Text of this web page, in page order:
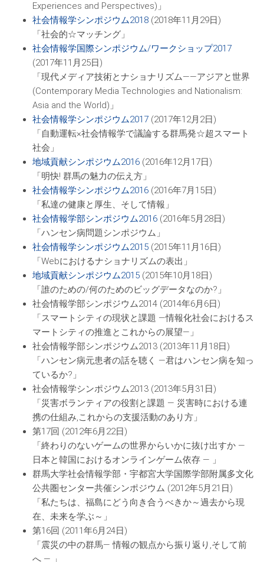
Experiences and Perspectives)」
社会情報学シンポジウム2018 (2018年11月29日)
「社会的☆マッチング」
社会情報学国際シンポジウム/ワークショップ2017
(2017年11月25日)
「現代メディア技術とナショナリズム――アジアと世界
(Contemporary Media Technologies and Nationalism:
Asia and the World)」
社会情報学シンポジウム2017 (2017年12月2日)
「自動運転×社会情報学で議論する群馬発☆超スマート
社会」
地域貢献シンポジウム2016 (2016年12月17日)
「明快! 群馬の魅力の伝え方」
社会情報学シンポジウム2016 (2016年7月15日)
「私達の健康と厚生、そして情報」
社会情報学部シンポジウム2016 (2016年5月28日)
「ハンセン病問題シンポジウム」
社会情報学シンポジウム2015 (2015年11月16日)
「Webにおけるナショナリズムの表出」
地域貢献シンポジウム2015 (2015年10月18日)
「誰のための/何のためのビッグデータなのか?」
社会情報学部シンポジウム2014 (2014年6月6日)
「スマートシティの現状と課題 ―情報化社会におけるス
マートシティの推進とこれからの展望―」
社会情報学部シンポジウム2013 (2013年11月18日)
「ハンセン病元患者の話を聴く ―君はハンセン病を知っ
ているか?」
社会情報学シンポジウム2013 (2013年5月31日)
「災害ボランティアの役割と課題 ― 災害時における連
携の仕組み,これからの支援活動のあり方」
第17回 (2012年6月22日)
「終わりのないゲームの世界からいかに抜け出すか ―
日本と韓国におけるオンラインゲーム依存 ― 」
群馬大学社会情報学部・宇都宮大学国際学部附属多文化
公共圏センター共催シンポジウム (2012年5月21日)
「私たちは、福島にどう向き合うべきか～過去から現
在、未来を学ぶ～」
第16回 (2011年6月24日)
「震災の中の群馬― 情報の観点から振り返り,そして前
へ ― 」